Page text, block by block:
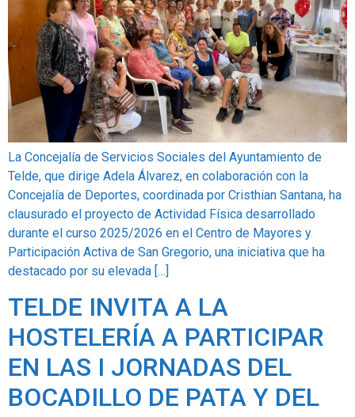
La Concejalía de Servicios Sociales del Ayuntamiento de
Telde, que dirige Adela Álvarez, en colaboración con la
Concejalía de Deportes, coordinada por Cristhian Santana, ha
clausurado el proyecto de Actividad Física desarrollado
durante el curso 2025/2026 en el Centro de Mayores y
Participación Activa de San Gregorio, una iniciativa que ha
destacado por su elevada […]
TELDE INVITA A LA
HOSTELERÍA A PARTICIPAR
EN LAS I JORNADAS DEL
BOCADILLO DE PATA Y DEL